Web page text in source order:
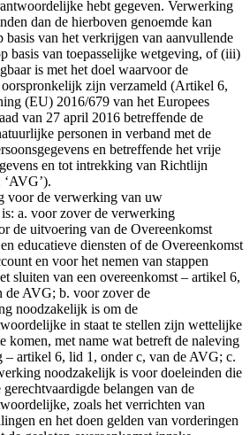
hebt gegeven. Verwerking
dan de hierboven genoemde kan
basis van het verkrijgen van aanvullende
basis van toepasselijke wetgeving, of (iii)
is met het doel waarvoor de
oorspronkelijk zijn verzameld (Artikel 6,
(EU) 2016/679 van het Europees
van 27 april 2016 betreffende de
personen in verband met de
en betreffende het vrije
en tot intrekking van Richtlijn
voor de verwerking van uw
is: a. voor zover de verwerking
de uitvoering van de Overeenkomst
educatieve diensten of de Overeenkomst
en voor het nemen van stappen
sluiten van een overeenkomst – artikel 6,
de AVG; b. voor zover de
noodzakelijk is om de
in staat te stellen zijn wettelijke
komen, met name wat betreft de naleving
– artikel 6, lid 1, onder c, van de AVG; c.
noodzakelijk is voor doeleinden die
belangen van de
zoals het verrichten van
en het doen gelden van vorderingen